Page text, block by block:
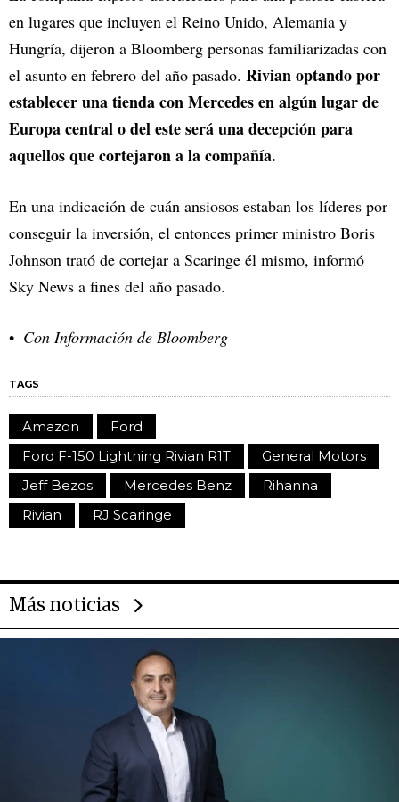
en lugares que incluyen el Reino Unido, Alemania y
Hungría, dijeron a Bloomberg personas familiarizadas con
el asunto en febrero del año pasado. Rivian optando por
establecer una tienda con Mercedes en algún lugar de
Europa central o del este será una decepción para
aquellos que cortejaron a la compañía.
En una indicación de cuán ansiosos estaban los líderes por
conseguir la inversión, el entonces primer ministro Boris
Johnson trató de cortejar a Scaringe él mismo, informó
Sky News a fines del año pasado.
Con Información de Bloomberg
TAGS
Amazon
Ford
Ford F-150 Lightning Rivian R1T
General Motors
Jeff Bezos
Mercedes Benz
Rihanna
Rivian
RJ Scaringe
Más noticias